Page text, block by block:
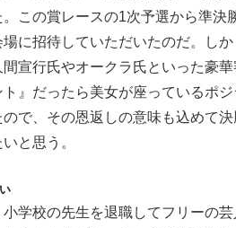
。この賞レースの1次予選から準決
場に招待していただいたのだ。し
間宣行氏やオークラ氏といった豪
ト』だったら美女が座っているポ
ので、その恩返しの意味も込めて
と思う。
小学校の先生を退職してフリーの